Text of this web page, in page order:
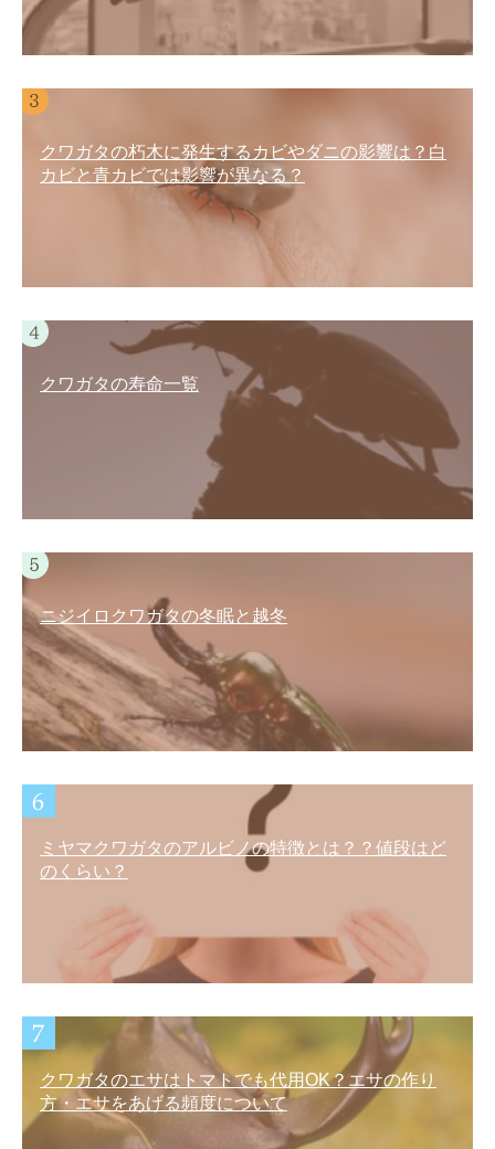
クワガタの朽木に発生するカビやダニの影響は？白
カビと青カビでは影響が異なる？
クワガタの寿命一覧
ニジイロクワガタの冬眠と越冬
ミヤマクワガタのアルビノの特徴とは？？値段はど
のくらい？
クワガタのエサはトマトでも代用OK？エサの作り
方・エサをあげる頻度について